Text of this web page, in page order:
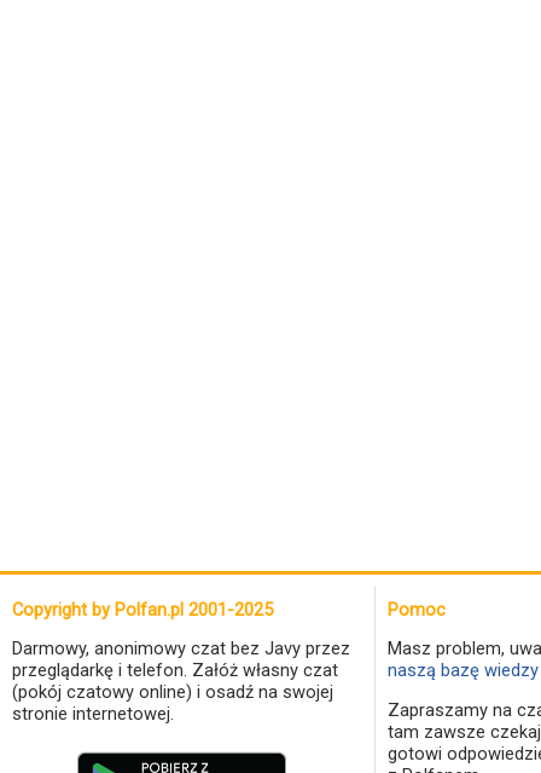
Copyright by Polfan.pl 2001-2025
Darmowy, anonimowy czat bez Javy przez
przeglądarkę i telefon. Załóż własny czat
(pokój czatowy online) i osadź na swojej
stronie internetowej.
Pomoc
Masz problem,
naszą bazę
Zapraszamy na
tam zawsze
gotowi